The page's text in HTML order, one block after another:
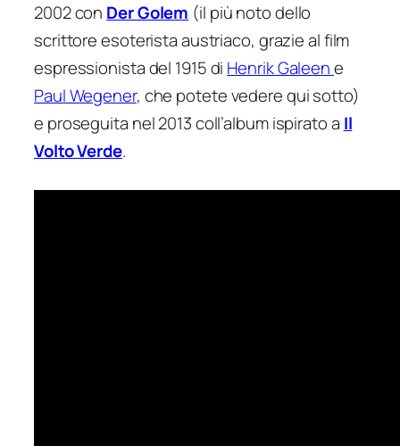
2002 con Der Golem (il più noto dello
scrittore esoterista austriaco, grazie al film
espressionista del 1915 di Henrik Galeene
Paul Wegener, che potete vedere qui sotto)
e proseguita nel 2013 coll’album ispirato a Il
Volto Verde.